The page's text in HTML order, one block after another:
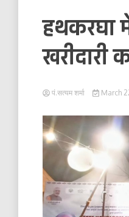
हथकरघा
खरीदारी
पं.सत्यम शर्मा March